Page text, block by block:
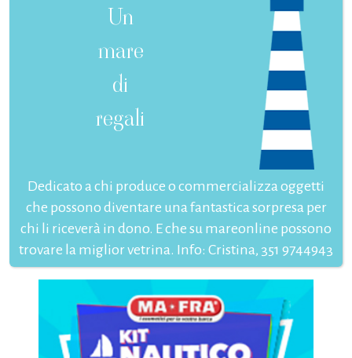
Un
mare
di
regali
Dedicato a chi produce o commercializza oggetti
che possono diventare una fantastica sorpresa per
chi li riceverà in dono. E che su mareonline possono
trovare la miglior vetrina. Info: Cristina, 351 9744943